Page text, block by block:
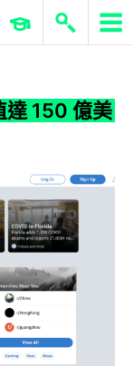
150 億美元
ERP 與商業 AI
達 150 億美